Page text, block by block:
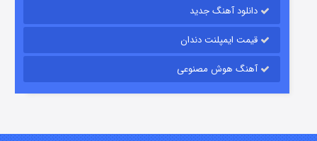
دانلود آهنگ جدید
قیمت ایمپلنت دندان
آهنگ هوش مصنوعی